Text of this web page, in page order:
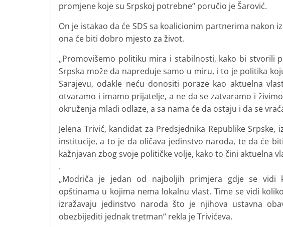
promjene koje su Srpskoj potrebne“ poručio je Šarović.
On je istakao da će SDS sa koalicionim partnerima nakon
ona će biti dobro mjesto za život.
„Promovišemo politiku mira i stabilnosti, kako bi stvorili
Srpska može da napreduje samo u miru, i to je politika
Sarajevu, odakle neću donositi poraze kao aktuelna
otvaramo i imamo prijatelje, a ne da se zatvaramo i
okruženja mladi odlaze, a sa nama će da ostaju i da se
Jelena Trivić, kandidat za Predsjednika Republike
institucije, a to je da oličava jedinstvo naroda, te da će
kažnjavan zbog svoje političke volje, kako to čini aktuelna
.
„Modriča je jedan od najboljih primjera gdje se vidi
opštinama u kojima nema lokalnu vlast. Time se vidi
izražavaju jedinstvo naroda što je njihova ustavna
obezbijediti jednak tretman“ rekla je Trivićeva.